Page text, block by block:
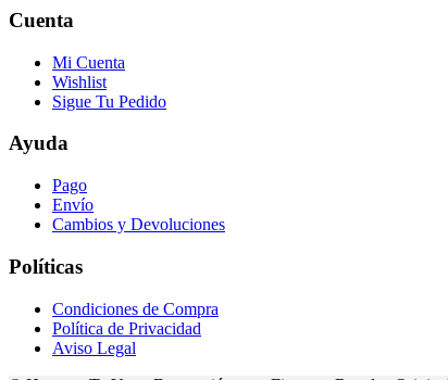
Cuenta
Mi Cuenta
Wishlist
Sigue Tu Pedido
Ayuda
Pago
Envío
Cambios y Devoluciones
Políticas
Condiciones de Compra
Política de Privacidad
Aviso Legal